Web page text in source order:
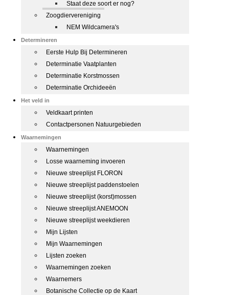
Staat deze soort er nog?
Zoogdiervereniging
NEM Wildcamera's
Determineren
Eerste Hulp Bij Determineren
Determinatie Vaatplanten
Determinatie Korstmossen
Determinatie Orchideeën
Het veld in
Veldkaart printen
Contactpersonen Natuurgebieden
Waarnemingen
Waarnemingen
Losse waarneming invoeren
Nieuwe streeplijst FLORON
Nieuwe streeplijst paddenstoelen
Nieuwe streeplijst (korst)mossen
Nieuwe streeplijst ANEMOON
Nieuwe streeplijst weekdieren
Mijn Lijsten
Mijn Waarnemingen
Lijsten zoeken
Waarnemingen zoeken
Waarnemers
Botanische Collectie op de Kaart